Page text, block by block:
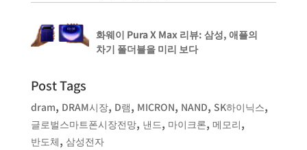
화웨이 Pura X Max 리뷰: 삼성, 애플의
차기 폴더블을 미리 보다
Post Tags
dram, DRAM시장, D램, MICRON, NAND, SK하이닉스,
글로벌스마트폰시장전망, 낸드, 마이크론, 메모리,
반도체, 삼성전자